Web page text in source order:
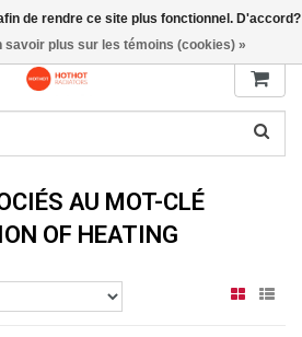
AU MOT-CLÉ
OF HEATING
de rendre ce site plus fonctionnel. D'accord?
savoir plus sur les témoins (cookies) »